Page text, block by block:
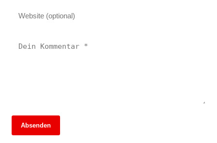
Absenden
13. Juni 2026